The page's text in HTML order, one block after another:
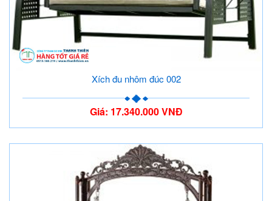
Xích đu nhôm đúc 002
Giá: 17.340.000 VNĐ